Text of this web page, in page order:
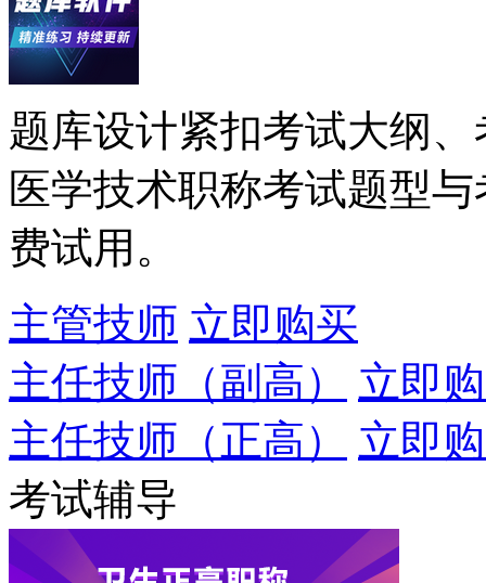
题库设计紧扣考试大纲
医学技术职称考试题型
费试用。
主管技师 立即购买
主任技师（副高）
立即
主任技师（正高）
立即
考试辅导